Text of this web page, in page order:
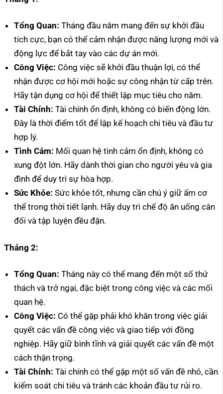
Tổng Quan: Tháng đầu năm mang đến sự khởi đầu
tích cực, bạn có thể cảm nhận được năng lượng mới và
động lực để bắt tay vào các dự án mới.
Công Việc: Công việc sẽ khởi đầu thuận lợi, có thể
nhận được cơ hội mới hoặc sự công nhận từ cấp trên.
Hãy tận dụng cơ hội để thiết lập mục tiêu cho năm.
Tài Chính: Tài chính ổn định, không có biến động lớn.
Đây là thời điểm tốt để lập kế hoạch chi tiêu và đầu tư
hợp lý.
Tình Cảm: Mối quan hệ tình cảm ổn định, không có
xung đột lớn. Hãy dành thời gian cho người yêu và gia
đình để duy trì sự hòa hợp.
Sức Khỏe: Sức khỏe tốt, nhưng cần chú ý giữ ấm cơ
thể trong thời tiết lạnh. Hãy duy trì chế độ ăn uống cân
đối và tập luyện đều đặn.
Tháng 2:
Tổng Quan: Tháng này có thể mang đến một số thử
thách và trở ngại, đặc biệt trong công việc và các mối
quan hệ.
Công Việc: Có thể gặp phải khó khăn trong việc giải
quyết các vấn đề công việc và giao tiếp với đồng
nghiệp. Hãy giữ bình tĩnh và giải quyết các vấn đề một
cách thận trọng.
Tài Chính: Tài chính có thể gặp một số vấn đề nhỏ, cần
kiểm soát chi tiêu và tránh các khoản đầu tư rủi ro.